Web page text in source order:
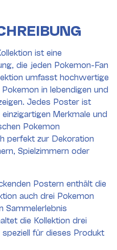
ist eine
die jeden Pokemon-Fan
umfasst hochwertige
in lebendigen und
Jedes Poster ist
Merkmale und
Pokemon
perfekt zur Dekoration
Spielzimmern oder
Postern enthält die
auch drei Pokemon
Sammelerlebnis
die Kollektion drei
für dieses Produkt